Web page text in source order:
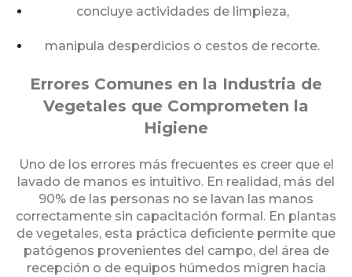
concluye actividades de limpieza,
manipula desperdicios o cestos de recorte.
Errores Comunes en la Industria de
Vegetales que Comprometen la
Higiene
Uno de los errores más frecuentes es creer que el
lavado de manos es intuitivo. En realidad, más del
90% de las personas no se lavan las manos
correctamente sin capacitación formal. En plantas
de vegetales, esta práctica deficiente permite que
patógenos provenientes del campo, del área de
recepción o de equipos húmedos migren hacia